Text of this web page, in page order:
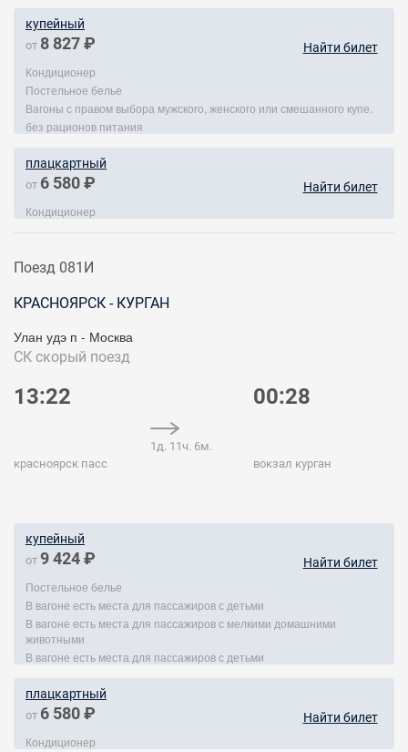
купейный
от 8 827 ₽ Найти билет
Кондиционер
Постельное белье
Вагоны с правом выбора мужского, женского или смешанного купе.
без рационов питания
плацкартный
от 6 580 ₽ Найти билет
Кондиционер
Поезд 081И
КРАСНОЯРСК - КУРГАН
Улан удэ п - Москва
СК скорый поезд
13:22
красноярск пасс
1д. 11ч. 6м.
00:28
вокзал курган
купейный
от 9 424 ₽ Найти билет
Постельное белье
В вагоне есть места для пассажиров с детьми
В вагоне есть места для пассажиров с мелкими домашними
животными
В вагоне есть места для пассажиров с детьми
плацкартный
от 6 580 ₽ Найти билет
Кондиционер